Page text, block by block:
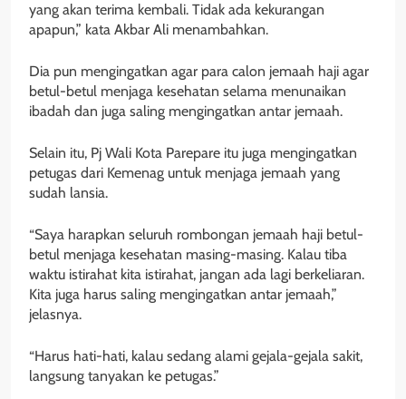
yang akan terima kembali. Tidak ada kekurangan
apapun,” kata Akbar Ali menambahkan.
Dia pun mengingatkan agar para calon jemaah haji agar
betul-betul menjaga kesehatan selama menunaikan
ibadah dan juga saling mengingatkan antar jemaah.
Selain itu, Pj Wali Kota Parepare itu juga mengingatkan
petugas dari Kemenag untuk menjaga jemaah yang
sudah lansia.
“Saya harapkan seluruh rombongan jemaah haji betul-
betul menjaga kesehatan masing-masing. Kalau tiba
waktu istirahat kita istirahat, jangan ada lagi berkeliaran.
Kita juga harus saling mengingatkan antar jemaah,”
jelasnya.
“Harus hati-hati, kalau sedang alami gejala-gejala sakit,
langsung tanyakan ke petugas.”